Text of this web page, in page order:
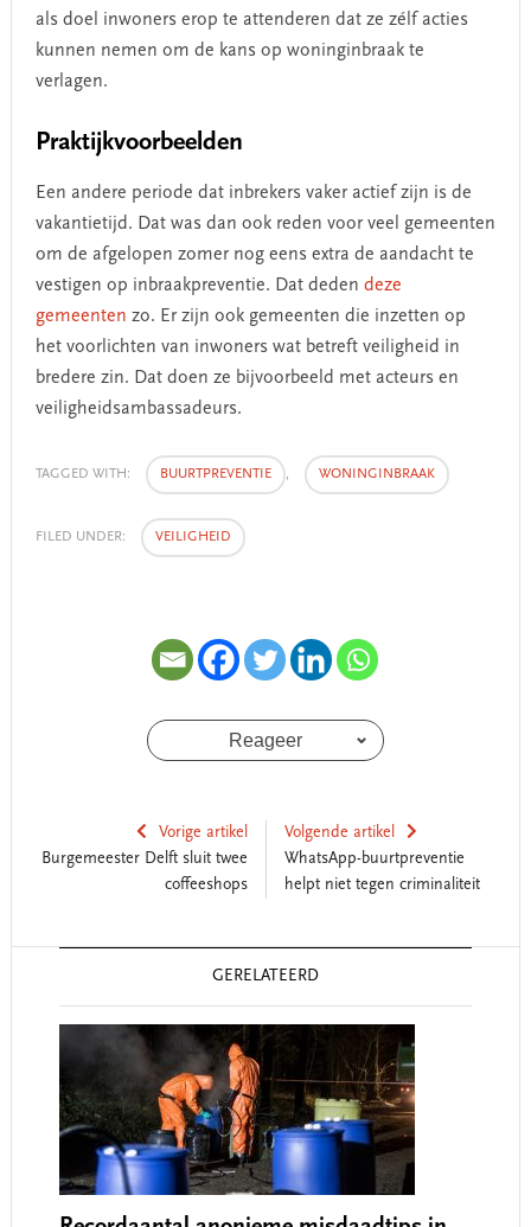
als doel inwoners erop te attenderen dat ze zélf acties
kunnen nemen om de kans op woninginbraak te
verlagen.
Praktijkvoorbeelden
Een andere periode dat inbrekers vaker actief zijn is de
vakantietijd. Dat was dan ook reden voor veel gemeenten
om de afgelopen zomer nog eens extra de aandacht te
vestigen op inbraakpreventie. Dat deden deze
gemeenten zo. Er zijn ook gemeenten die inzetten op
het voorlichten van inwoners wat betreft veiligheid in
bredere zin. Dat doen ze bijvoorbeeld met acteurs en
veiligheidsambassadeurs.
TAGGED WITH: BUURTPREVENTIE , WONINGINBRAAK
FILED UNDER: VEILIGHEID
Reageer
Vorige artikel
Burgemeester Delft sluit twee
coffeeshops
Volgende artikel
WhatsApp-buurtpreventie
helpt niet tegen criminaliteit
GERELATEERD